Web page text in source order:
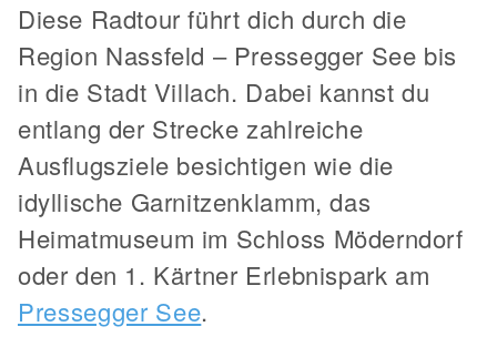
Diese Radtour führt dich durch die
Region Nassfeld – Pressegger See bis
in die Stadt Villach. Dabei kannst du
entlang der Strecke zahlreiche
Ausflugsziele besichtigen wie die
idyllische Garnitzenklamm, das
Heimatmuseum im Schloss Möderndorf
oder den 1. Kärtner Erlebnispark am
Pressegger See.